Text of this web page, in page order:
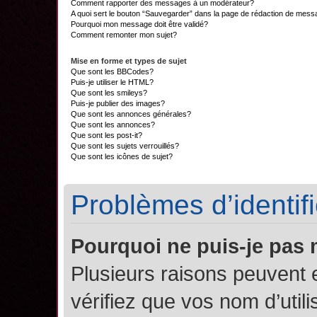
Comment rapporter des messages à un modérateur?
A quoi sert le bouton “Sauvegarder” dans la page de rédaction de
Pourquoi mon message doit être validé?
Comment remonter mon sujet?
Mise en forme et types de sujet
Que sont les BBCodes?
Puis-je utiliser le HTML?
Que sont les smileys?
Puis-je publier des images?
Que sont les annonces générales?
Que sont les annonces?
Que sont les post-it?
Que sont les sujets verrouillés?
Que sont les icônes de sujet?
Problèmes
Pourquoi ne puis-je pas
Plusieurs raisons peuvent
vérifiez que vos nom